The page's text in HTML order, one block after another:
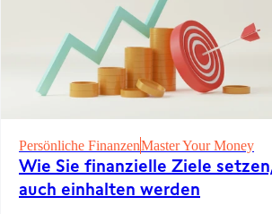
Persönliche FinanzenMaster Your Money
Wie Sie finanzielle Ziele
auch einhalten werden